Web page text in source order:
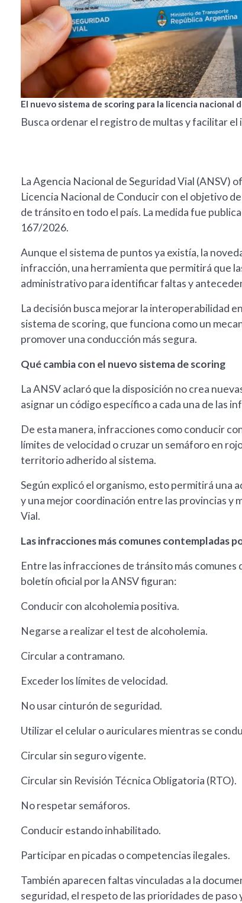
El nuevo sistema de scoring para la licencia
Busca ordenar el registro de multas y facilitar
La Agencia Nacional de Seguridad Vial (ANSV)
Licencia Nacional de Conducir con el objetivo
de tránsito en todo el país. La medida fue
167/2026.
Aunque el sistema de puntos ya existía, la
infracción, una herramienta que permitirá que
administrativo para identificar faltas y
La decisión busca mejorar la interoperabilidad
sistema de scoring, que funciona como un
promover una conducción más segura.
Qué cambia con el nuevo sistema de scoring
La ANSV aclaró que la disposición no crea
asignar un código específico a cada una de las
De esta manera, infracciones como conducir
límites de velocidad o cruzar un semáforo en
territorio adherido al sistema.
Según explicó el organismo, esto permitirá
y una mejor coordinación entre las provincias y
Vial.
Las infracciones más comunes contempladas
Entre las infracciones de tránsito más comunes
boletín oficial por la ANSV figuran:
Conducir con alcoholemia positiva.
Negarse a realizar el test de alcoholemia.
Circular a contramano.
Exceder los límites de velocidad.
No usar cinturón de seguridad.
Utilizar el celular o auriculares mientras se
Circular sin seguro vigente.
Circular sin Revisión Técnica Obligatoria (RTO).
No respetar semáforos.
Conducir estando inhabilitado.
Participar en picadas o competencias ilegales.
También aparecen faltas vinculadas a la
seguridad, el respeto de las prioridades de